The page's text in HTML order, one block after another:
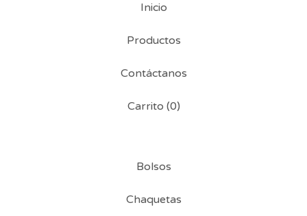
Inicio
Productos
Contáctanos
Carrito (0)
Bolsos
Chaquetas